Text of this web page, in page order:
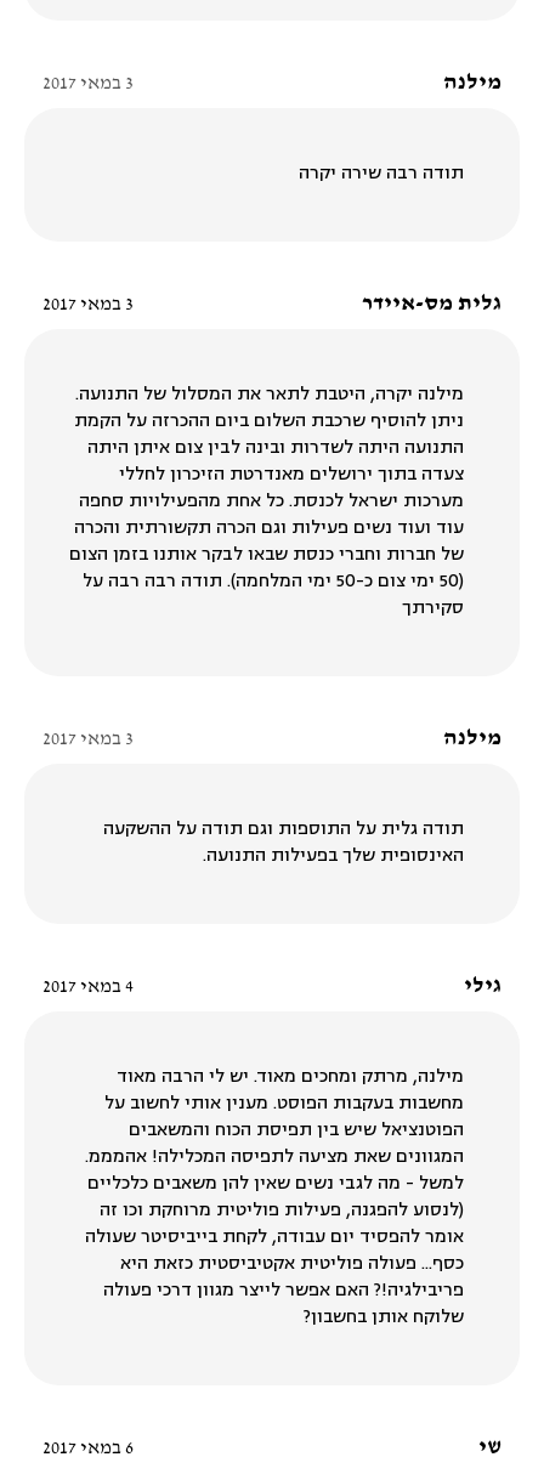
מילנה 3 במאי 2017
תודה רבה שירה יקרה
גלית מס-איידר 3 במאי 2017
מילנה יקרה, היטבת לתאר את המסלול של התנועה.
ניתן להוסיף שרכבת השלום ביום ההכרזה על הקמת
התנועה היתה לשדרות ובינה לבין צום איתן היתה
צעדה בתוך ירושלים מאנדרטת הזיכרון לחללי
מערכות ישראל לכנסת. כל אחת מהפעילויות סחפה
עוד ועוד נשים פעילות וגם הכרה תקשורתית והכרה
של חברות וחברי כנסת שבאו לבקר אותנו בזמן הצום
(50 ימי צום כ-50 ימי המלחמה). תודה רבה רבה על
סקירתך
מילנה 3 במאי 2017
תודה גלית על התוספות וגם תודה על ההשקעה
האינסופית שלך בפעילות התנועה.
גילי 4 במאי 2017
מילנה, מרתק ומחכים מאוד. יש לי הרבה מאוד
מחשבות בעקבות הפוסט. מענין אותי לחשוב על
הפוטנציאל שיש בין תפיסת הכוח והמשאבים
המגוונים שאת מציעה לתפיסה המכלילה! אהמממ.
למשל - מה לגבי נשים שאין להן משאבים כלכליים
(לנסוע להפגנה, פעילות פוליטית מרוחקת וכו זה
אומר להפסיד יום עבודה, לקחת בייביסיטר שעולה
כסף... פעולה פוליטית אקטיביסטית כזאת היא
פריבילגיה!? האם אפשר לייצר מגוון דרכי פעולה
שלוקח אותן בחשבון?
שי 6 במאי 2017